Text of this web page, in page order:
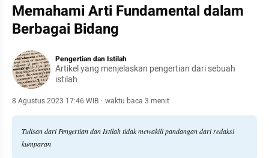
Memahami Arti Fundamental dalam
Berbagai Bidang
Pengertian dan Istilah
Artikel yang menjelaskan pengertian dari sebuah
istilah.
8 Agustus 2023 17:46 WIB · waktu baca 3 menit
Tulisan dari Pengertian dan Istilah tidak mewakili pandangan dari redaksi
kumparan